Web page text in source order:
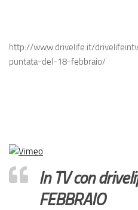
http://www.drivelife.it/
puntata-del-18-febbraio/
In TV con
FEBBRAIO